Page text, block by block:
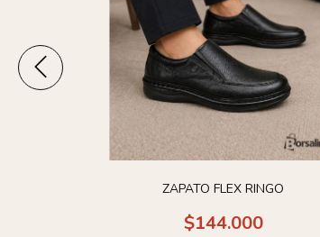
ZAPATO FLEX RINGO
$144.000